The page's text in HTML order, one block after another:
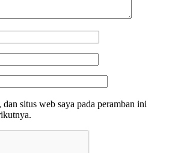
situs web saya pada peramban ini